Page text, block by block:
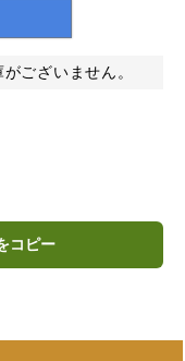
ございません。
コピー